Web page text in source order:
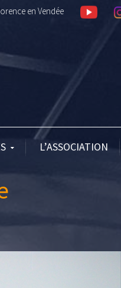
en Vendée
L’ASSOCIATION